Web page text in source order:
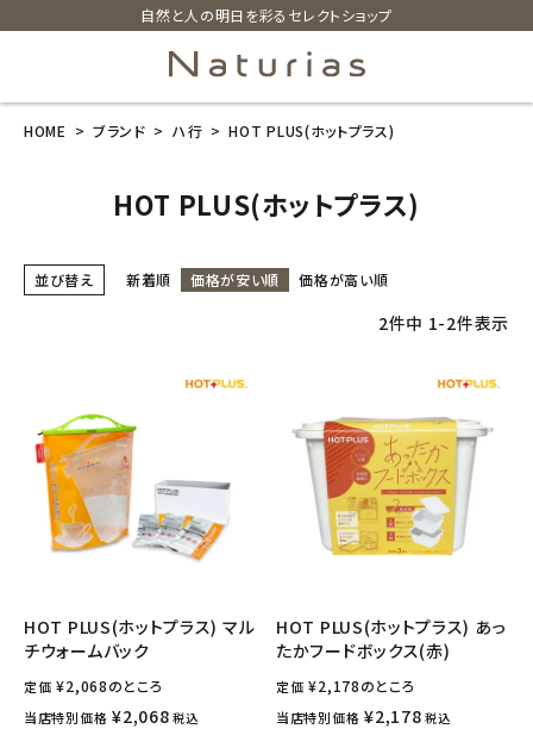
自然と人の明日を彩るセレクトショップ
search
新商品
美容・コスメ・香水
衛生用品
日用品雑貨
インナー・下着・ナイトウェア
キッズ・ベビー・マタニティ
HOME ブランド ハ行 HOT PLUS(ホットプラス)
HOT PLUS(ホットプラス)
並び替え 新着順 価格が安い順 価格が高い順
2件中 1-2件表示
HOT PLUS(ホットプラス) マル
チウォームバック
定価 ¥2,068のところ
当店特別価格 ¥2,068 税込
HOT PLUS(ホットプラス) あっ
たかフードボックス(赤)
定価 ¥2,178のところ
当店特別価格 ¥2,178 税込